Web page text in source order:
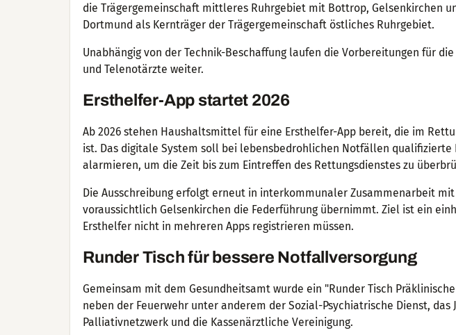
die Trägergemeinschaft mittleres Ruhrgebiet mit Bottrop, Gelsenkirchen
Dortmund als Kernträger der Trägergemeinschaft östliches Ruhrgebiet.
Unabhängig von der Technik-Beschaffung laufen die Vorbereitungen für
und Telenotärzte weiter.
Ersthelfer-App startet 2026
Ab 2026 stehen Haushaltsmittel für eine Ersthelfer-App bereit, die im
ist. Das digitale System soll bei lebensbedrohlichen Notfällen qualifizierte
alarmieren, um die Zeit bis zum Eintreffen des Rettungsdienstes zu
Die Ausschreibung erfolgt erneut in interkommunaler Zusammenarbeit
voraussichtlich Gelsenkirchen die Federführung übernimmt. Ziel ist ein
Ersthelfer nicht in mehreren Apps registrieren müssen.
Runder Tisch für bessere Notfallversorgung
Gemeinsam mit dem Gesundheitsamt wurde ein "Runder Tisch
neben der Feuerwehr unter anderem der Sozial-Psychiatrische Dienst,
Palliativnetzwerk und die Kassenärztliche Vereinigung.